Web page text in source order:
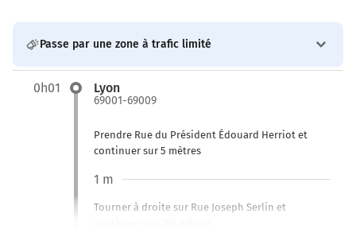
Passe par une zone à trafic limité
0h01 Lyon
69001-69009
Prendre Rue du Président Édouard Herriot et
continuer sur 5 mètres
Tourner à droite sur Rue Joseph Serlin et
1 m